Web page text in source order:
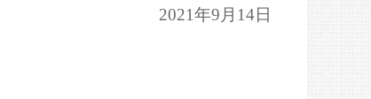
2021年9月14日